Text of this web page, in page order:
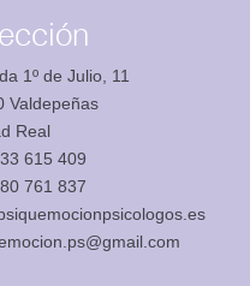
1º de Julio, 11
Valdepeñas
Real
615 409
761 837